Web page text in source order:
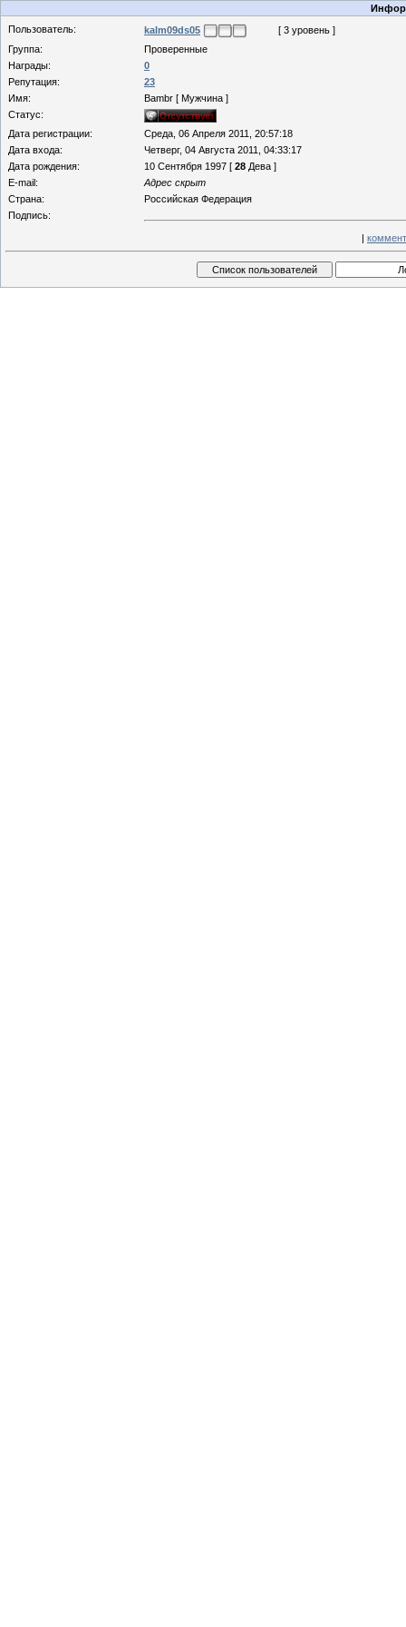
Пользователь:
kalm09ds05
[ 3 уровень ]
Группа:
Проверенные
Награды:
0
Репутация:
23
Имя:
Bambr [ Мужчина ]
Статус:
Дата регистрации:
Среда, 06 Апреля 2011, 20:57:18
Дата входа:
Четверг, 04 Августа 2011, 04:33:17
Дата рождения:
10 Сентября 1997 [ 28 Дева ]
E-mail:
Адрес скрыт
Страна:
Российская Федерация
Подпись:
|